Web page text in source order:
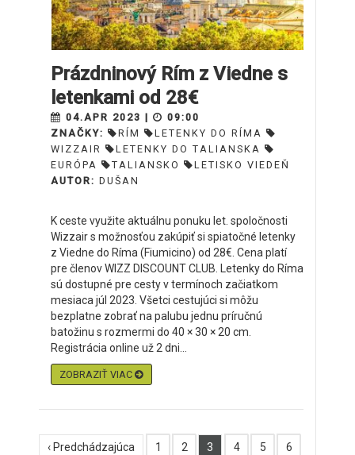
Prázdninový Rím z Viedne s
letenkami od 28€
04.APR 2023 |
09:00
ZNAČKY:
RÍM
LETENKY DO RÍMA
WIZZAIR
LETENKY DO TALIANSKA
EURÓPA
TALIANSKO
LETISKO VIEDEŇ
AUTOR: DUŠAN
K ceste využite aktuálnu ponuku let. spoločnosti
Wizzair s možnosťou zakúpiť si spiatočné letenky
z Viedne do Ríma (Fiumicino) od 28€. Cena platí
pre členov WIZZ DISCOUNT CLUB. Letenky do Ríma
sú dostupné pre cesty v termínoch začiatkom
mesiaca júl 2023. Všetci cestujúci si môžu
bezplatne zobrať na palubu jednu príručnú
batožinu s rozmermi do 40 × 30 × 20 cm.
Registrácia online už 2 dni...
ZOBRAZIŤ VIAC
‹ Predchádzajúca 1 2 3 4 5
6